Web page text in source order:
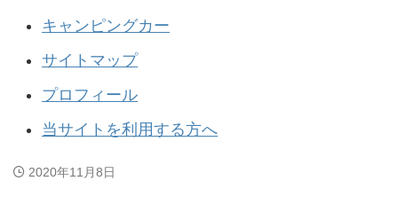
キャンピングカー
サイトマップ
プロフィール
当サイトを利用する方へ
2020年11月8日